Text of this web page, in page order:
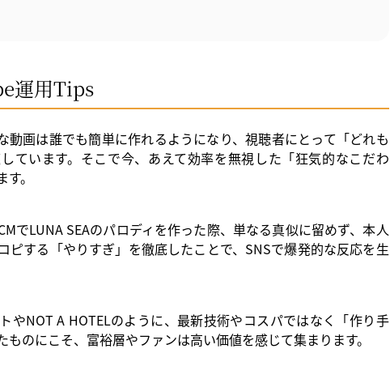
運用Tips
動画は誰でも簡単に作れるようになり、視聴者にとって「どれも
ています。そこで今、あえて効率を無視した「狂気的なこだわ
。
でLUNA SEAのパロディを作った際、単なる真似に留めず、本人
ピする「やりすぎ」を徹底したことで、SNSで爆発的な反応を生
やNOT A HOTELのように、最新技術やコスパではなく「作り手
のにこそ、富裕層やファンは高い価値を感じて集まります。